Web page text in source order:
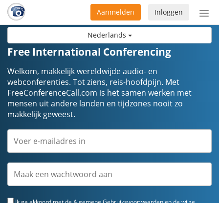
Nederlands
Inloggen
Aanmelden
Free International Conferencing
Welkom, makkelijk wereldwijde audio- en
webconferenties. Tot ziens, reis-hoofdpijn. Met
FreeConferenceCall.com is het samen werken met
mensen uit andere landen en tijdzones nooit zo
makkelijk geweest.